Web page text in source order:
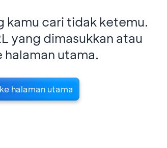
kamu cari tidak ketemu.
yang dimasukkan atau
halaman utama.
halaman utama